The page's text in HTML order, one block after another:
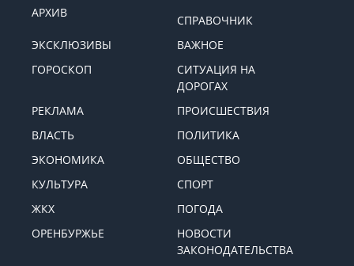
АРХИВ
СПРАВОЧНИК
ЭКСКЛЮЗИВЫ
ВАЖНОЕ
ГОРОСКОП
СИТУАЦИЯ НА
ДОРОГАХ
РЕКЛАМА
ПРОИСШЕСТВИЯ
ВЛАСТЬ
ПОЛИТИКА
ЭКОНОМИКА
ОБЩЕСТВО
КУЛЬТУРА
СПОРТ
ЖКХ
ПОГОДА
ОРЕНБУРЖЬЕ
НОВОСТИ
ЗАКОНОДАТЕЛЬСТВА